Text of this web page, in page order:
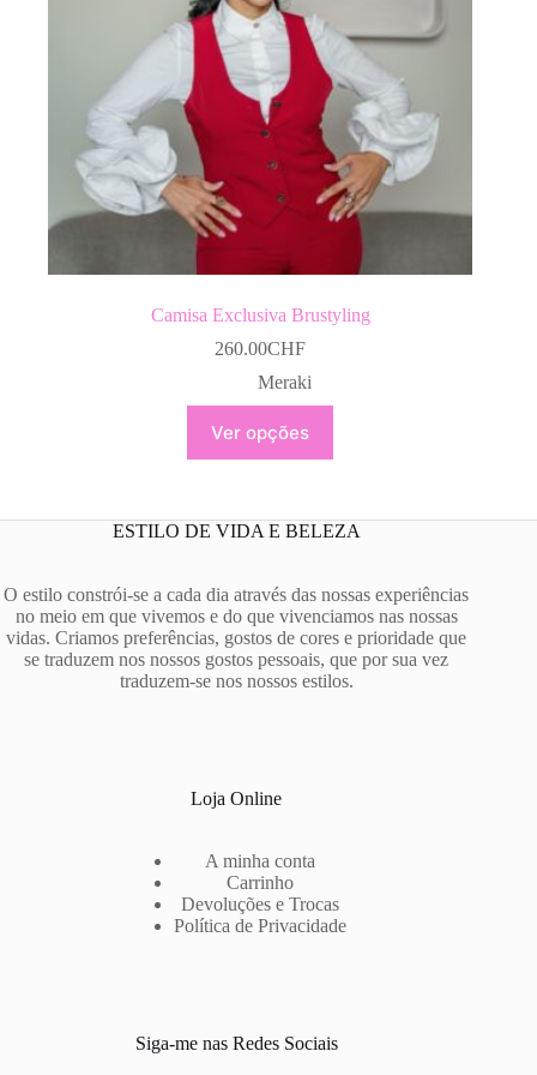
the
product
page
Camisa Exclusiva Brustyling
260.00CHF
Meraki
Ver opções
product
has
The
options
be
chosen
on
the
product
ESTILO DE VIDA E BELEZA
O estilo constrói-se a cada dia através das nossas experiências
no meio em que vivemos e do que vivenciamos nas nossas
vidas. Criamos preferências, gostos de cores e prioridade que
se traduzem nos nossos gostos pessoais, que por sua vez
traduzem-se nos nossos estilos.
Loja Online
A minha conta
Carrinho
Devoluções e Trocas
Política de Privacidade
Siga-me nas Redes Sociais